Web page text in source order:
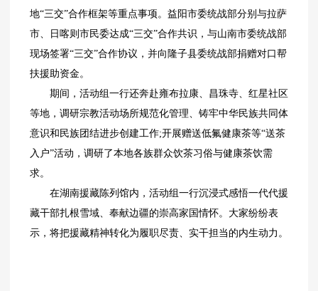
地“三交”合作框架等重点事项。益阳市委统战部分别与拉萨
市、日喀则市民委达成“三交”合作共识，与山南市委统战部
现场签署“三交”合作协议，并向隆子县委统战部捐赠对口帮
扶援助资金。
期间，活动组一行还奔赴雍布拉康、昌珠寺、红星社区
等地，调研宗教活动场所规范化管理、铸牢中华民族共同体
意识和民族团结进步创建工作;开展赠送低氟健康茶等“送茶
入户”活动，调研了本地各族群众饮茶习俗与健康茶饮需
求。
在湖南援藏陈列馆内，活动组一行沉浸式感悟一代代援
藏干部扎根雪域、奉献边疆的崇高家国情怀。大家纷纷表
示，将把援藏精神转化为履职尽责、实干担当的内生动力。